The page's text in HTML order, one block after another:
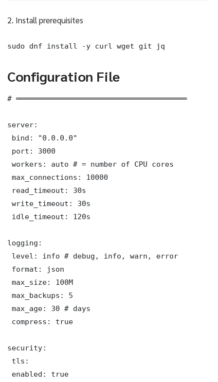
2. Install prerequisites
sudo dnf install -y curl wget git jq
Configuration File
# ═══════════════════════════════════════
server:
bind: "0.0.0.0"
port: 3000
workers: auto # = number of CPU cores
max_connections: 10000
read_timeout: 30s
write_timeout: 30s
idle_timeout: 120s
logging:
level: info # debug, info, warn, error
format: json
max_size: 100M
max_backups: 5
max_age: 30 # days
compress: true
security:
tls:
enabled: true